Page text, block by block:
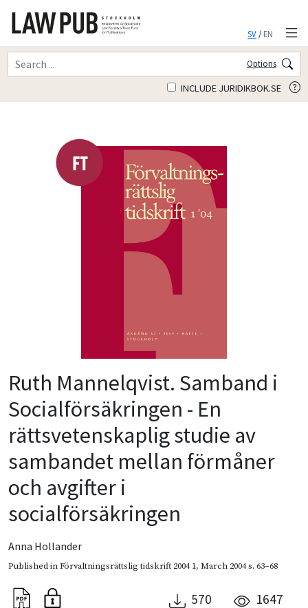
SV/EN
Options
INCLUDE JURIDIKBOK.SE
Ruth Mannelqvist. Samband i
Socialförsäkringen - En
rättsvetenskaplig studie av
sambandet mellan förmåner
och avgifter i
socialförsäkringen
Anna Hollander
Published inFörvaltningsrättslig tidskrift 2004 1, March 2004s. 63–68
570 1647